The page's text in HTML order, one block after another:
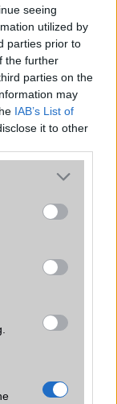
seeing
utilized by
parties prior to
the further
parties on the
may
IAB’s List of
it to other
more Google
may click to
party tags to
below Google
teljesen
–
amely
hiányzik.
Galaxy S26